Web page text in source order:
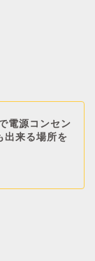
電源コンセン
出来る場所を